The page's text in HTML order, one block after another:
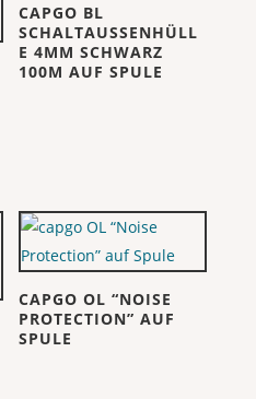
CAPGO BL
SCHALTAUSSENHÜLL
E 4MM SCHWARZ
100M AUF SPULE
CAPGO OL “NOISE
PROTECTION” AUF
SPULE